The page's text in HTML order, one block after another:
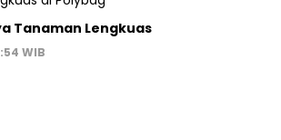
Tanaman Lengkuas
WIB